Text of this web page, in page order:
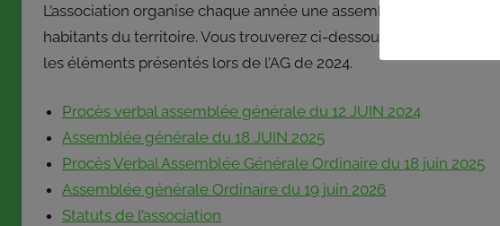
L’association organise chaque année une assemblée générale
habitants du territoire. Vous trouverez ci-dessous le procès-
les éléments présentés lors de l’AG de 2024.
Procès verbal assemblée générale du 12 JUIN 2024
Assemblée générale du 18 JUIN 2025
Procès Verbal Assemblée Générale Ordinaire du 18 juin 2025
Assemblée générale Ordinaire du 19 juin 2026
Statuts de l’association